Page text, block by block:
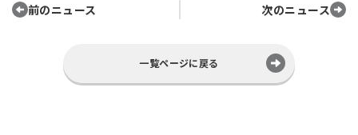
前のニュース 次のニュース
一覧ページに戻る